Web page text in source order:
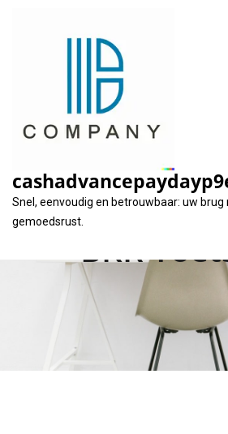
Snel, eenvoudig en betrouwbaar: uw brug
gemoedsrust.
Financiële
voor
Lening ZZP
BKR